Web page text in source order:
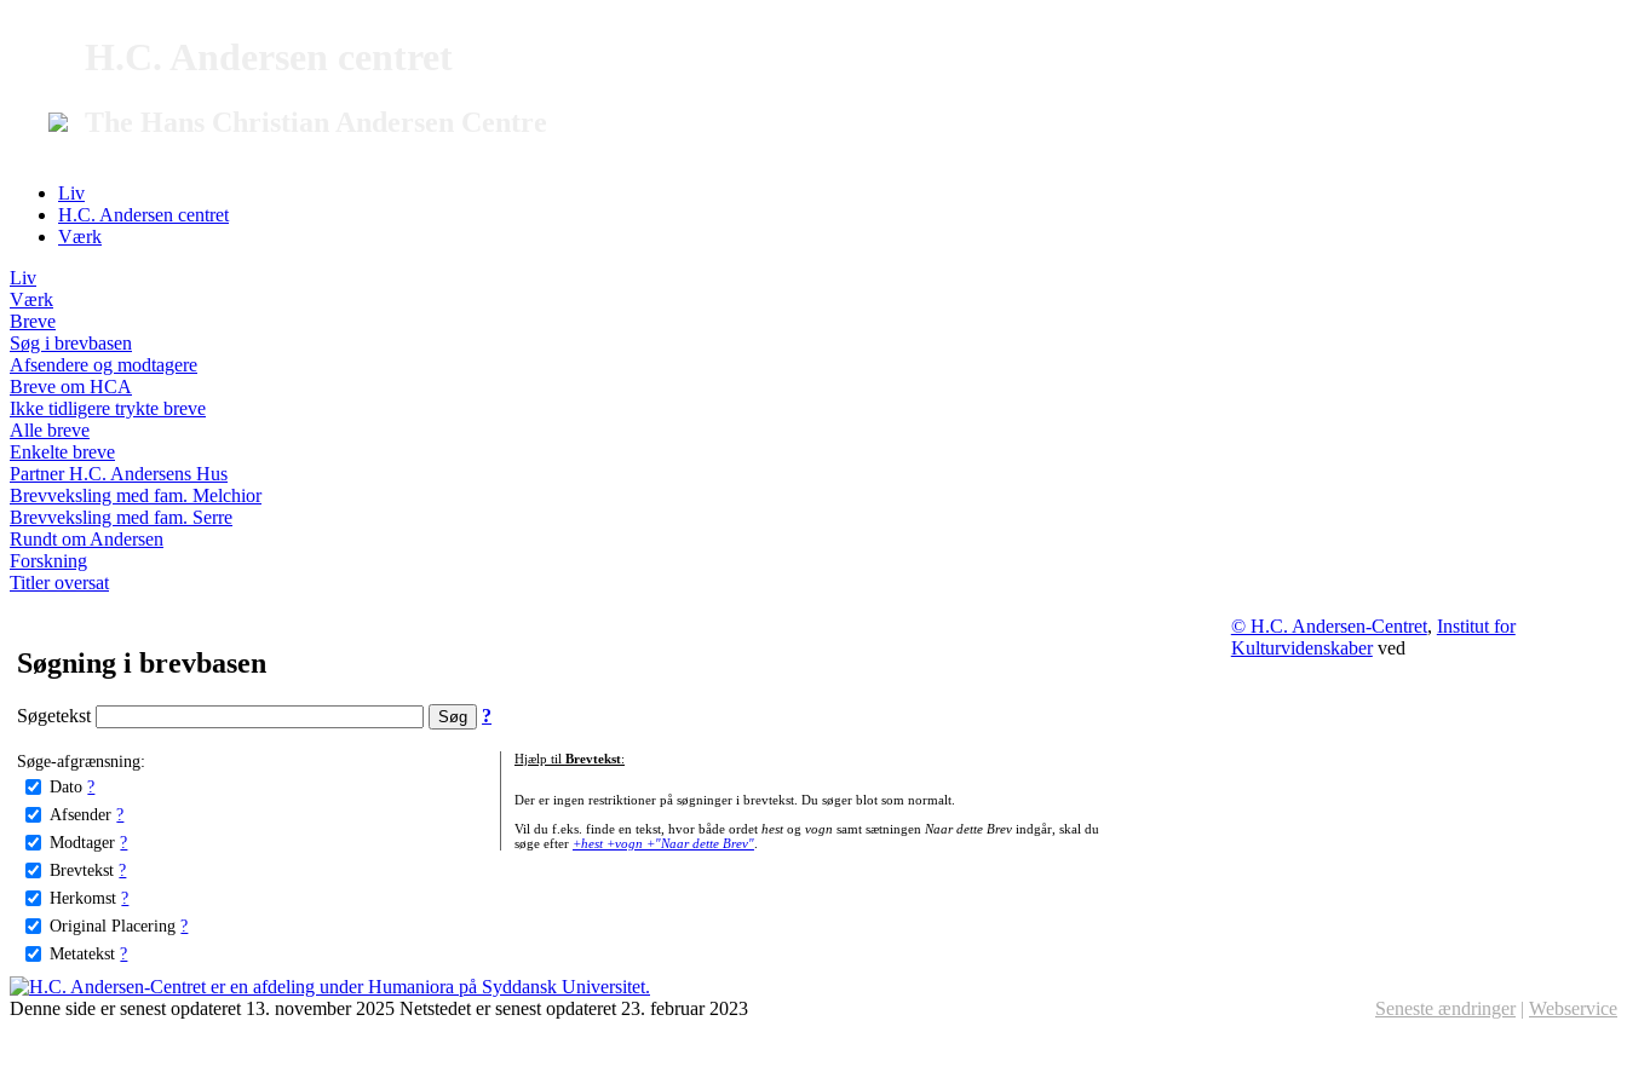
Liv
H.C. Andersen centret
Værk
Liv
Værk
Breve
Søg i brevbasen
Afsendere og modtagere
Breve om HCA
Ikke tidligere trykte breve
Alle breve
Enkelte breve
Partner H.C. Andersens Hus
Brevveksling med fam. Melchior
Brevveksling med fam. Serre
Rundt om Andersen
Forskning
Titler oversat
Søgning i brevbasen
Søgetekst ?
Søge-afgrænsning:
Dato ?
Afsender ?
Modtager ?
Brevtekst ?
Herkomst ?
Original Placering ?
Metatekst ?
Hjælp til Brevtekst:
Der er ingen restriktioner på søgninger i brevtekst. Du søger blot som normalt.
Vil du f.eks. finde en tekst, hvor både ordet hestog vogn samt sætningen Naar dette Brevindgår, skal du
søge efter +hest +vogn +"Naar dette Brev".
© H.C. Andersen-Centret, Institut for
Kulturvidenskaberved
Denne side er senest opdateret 13. november 2025 Netstedet er senest opdateret 23. februar 2023 Seneste ændringer | Webservice